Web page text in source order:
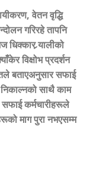
वेतन वृद्धि
गरिरहे तापनि
र्‍यालीको
विक्षोभ प्रदर्शन
बताएअनुसार सफाई
निकाल्नको साथै काम
कर्मचारीहरूले
माग पुरा नभएसम्म